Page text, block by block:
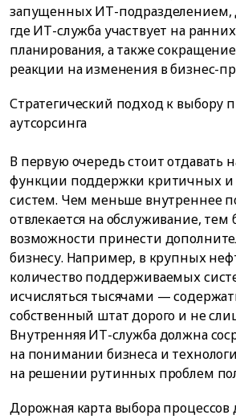
запущенных ИТ-подразделением,
где ИТ-служба участвует на
планирования, а также
реакции на изменения в бизнес-
Стратегический подход к выбору
аутсорсинга
В первую очередь стоит отдавать
функции поддержки критичных
систем. Чем меньше внутреннее
отвлекается на обслуживание, тем
возможности принести
бизнесу. Например, в крупных
количество поддерживаемых
исчисляться тысячами —
собственный штат дорого и не
Внутренняя ИТ-служба должна
на понимании бизнеса и
на решении рутинных проблем
Дорожная карта выбора процессов